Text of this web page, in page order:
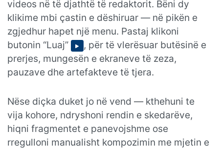
videos në të djathtë të redaktorit. Bëni dy
klikime mbi çastin e dëshiruar — në pikën e
zgjedhur hapet një menu. Pastaj klikoni
butonin “Luaj”
, për të vlerësuar butësinë e
prerjes, mungesën e ekraneve të zeza,
pauzave dhe artefakteve të tjera.
Nëse diçka duket jo në vend — kthehuni te
vija kohore, ndryshoni rendin e skedarëve,
hiqni fragmentet e panevojshme ose
rregulloni manualisht kompozimin me mjetin e